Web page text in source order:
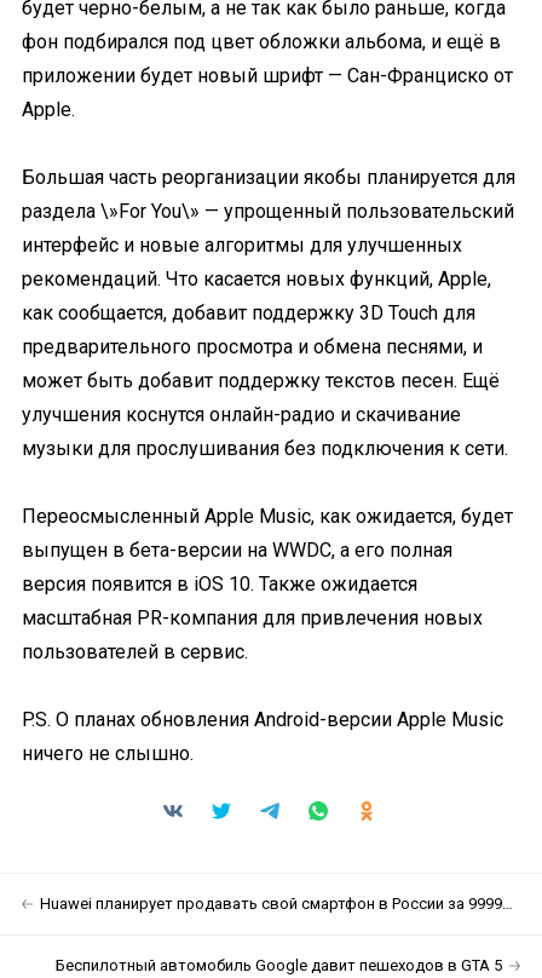
будет черно-белым, а не так как было раньше, когда
фон подбирался под цвет обложки альбома, и ещё в
приложении будет новый шрифт — Сан-Франциско от
Apple.
Большая часть реорганизации якобы планируется для
раздела \»For You\» — упрощенный пользовательский
интерфейс и новые алгоритмы для улучшенных
рекомендаций. Что касается новых функций, Apple,
как сообщается, добавит поддержку 3D Touch для
предварительного просмотра и обмена песнями, и
может быть добавит поддержку текстов песен. Ещё
улучшения коснутся онлайн-радио и скачивание
музыки для прослушивания без подключения к сети.
Переосмысленный Apple Music, как ожидается, будет
выпущен в бета-версии на WWDC, а его полная
версия появится в iOS 10. Также ожидается
масштабная PR-компания для привлечения новых
пользователей в сервис.
P.S. О планах обновления Android-версии Apple Music
ничего не слышно.
Huawei планирует продавать свой смартфон в России за 99990 рублей. И это не шутка
Беспилотный автомобиль Google давит пешеходов в GTA 5